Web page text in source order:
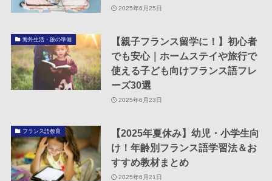
2025年6月25日
海外生活・旅の準備
【親子フランス留学に！】初心者
でも安心｜ホームステイや旅行で
使える子ども向けフランス語フレ
ーズ30選
2025年6月23日
フランス語教育
【2025年夏休み】幼児・小学生向
け！年齢別フランス語学習法＆お
すすめ教材まとめ
2025年6月21日